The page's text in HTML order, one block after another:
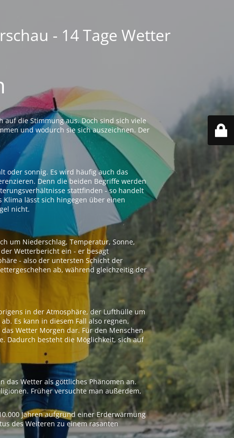
- 14 Tage Wetter
die Stimmung aus. Doch sind sich viele
und wodurch sie sich auszeichnen. Der
oder sonnig. Es wird häufig auch das
Denn die beiden Begriffe werden
stattfinden - so handelt
lässt sich hingegen über einen
nicht.
um Niederschlag, Temperatur, Sonne,
Wetterbericht ein - er besagt
- also der untersten Schicht der
ab, während gleichzeitig der
in der Atmosphäre, der Lufthülle um
Es kann in diesem Fall also regnen,
Wetter Morgen dar. Für den Menschen
Dadurch besteht die Möglichkeit, sich auf
das Wetter als göttliches Phänomen an.
Früher versuchte man außerdem,
Jahren aufgrund einer Erderwärmung
des Weiteren zu einem rasanten